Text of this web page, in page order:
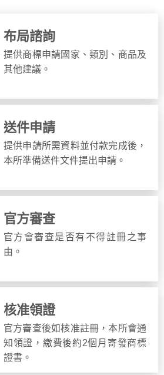
布局諮詢
提供商標申請國家、類別、商品及
其他建議。
送件申請
提供申請所需資料並付款完成後，
本所準備送件文件提出申請。
官方審查
官方會審查是否有不得註冊之事
由。
核准領證
官方審查後如核准註冊，本所會通
知領證，繳費後約2個月寄發商標
證書。